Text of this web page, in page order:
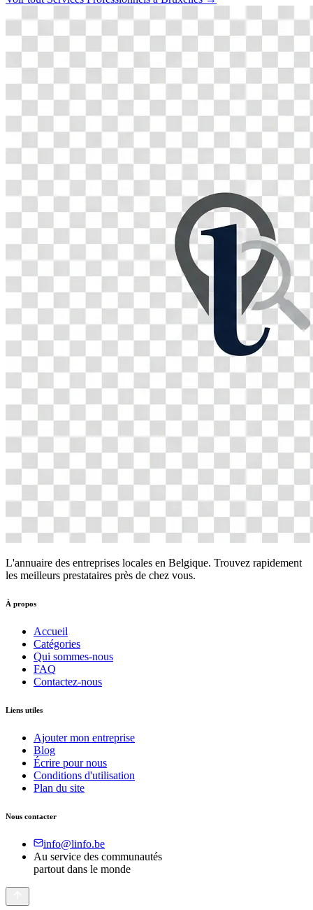
L'annuaire des entreprises locales en Belgique. Trouvez rapidement
les meilleurs prestataires près de chez vous.
À propos
Accueil
Catégories
Qui sommes-nous
FAQ
Contactez-nous
Liens utiles
Ajouter mon entreprise
Blog
Écrire pour nous
Conditions d'utilisation
Plan du site
Nous contacter
info@linfo.be
Au service des communautés
partout dans le monde